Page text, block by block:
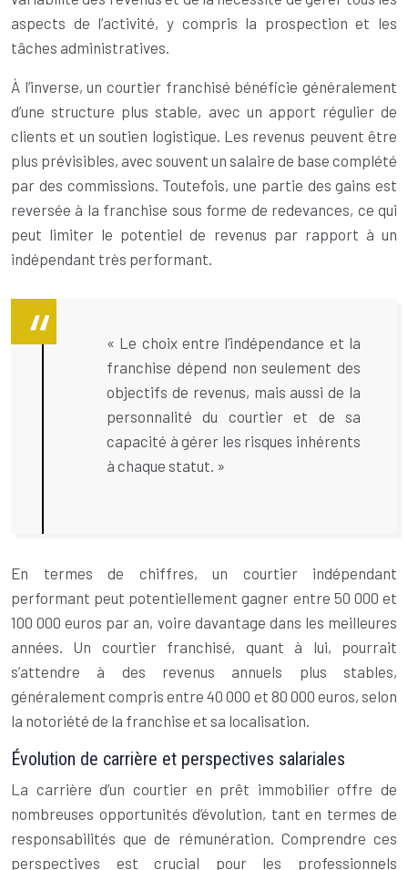
aspects de l’activité, y compris la prospection et les
tâches administratives.
À l’inverse, un courtier franchisé bénéficie généralement
d’une structure plus stable, avec un apport régulier de
clients et un soutien logistique. Les revenus peuvent être
plus prévisibles, avec souvent un salaire de base complété
par des commissions. Toutefois, une partie des gains est
reversée à la franchise sous forme de redevances, ce qui
peut limiter le potentiel de revenus par rapport à un
indépendant très performant.
« Le choix entre l’indépendance et la
franchise dépend non seulement des
objectifs de revenus, mais aussi de la
personnalité du courtier et de sa
capacité à gérer les risques inhérents
à chaque statut. »
En termes de chiffres, un courtier indépendant
performant peut potentiellement gagner entre 50 000 et
100 000 euros par an, voire davantage dans les meilleures
années. Un courtier franchisé, quant à lui, pourrait
s’attendre à des revenus annuels plus stables,
généralement compris entre 40 000 et 80 000 euros, selon
la notoriété de la franchise et sa localisation.
Évolution de carrière et perspectives salariales
La carrière d’un courtier en prêt immobilier offre de
nombreuses opportunités d’évolution, tant en termes de
responsabilités que de rémunération. Comprendre ces
perspectives est crucial pour les professionnels